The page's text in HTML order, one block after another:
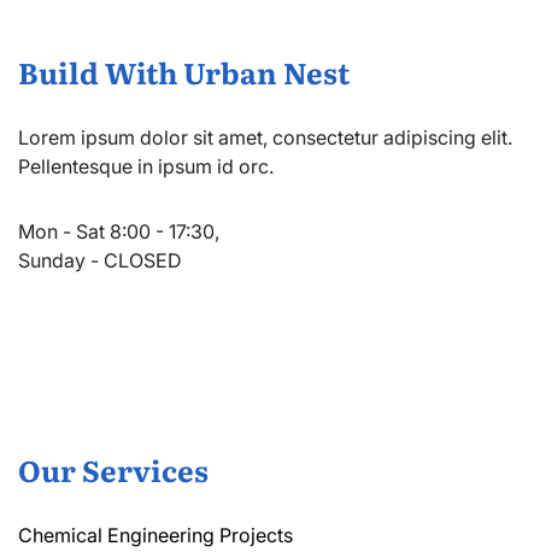
Build With Urban Nest
Lorem ipsum dolor sit amet, consectetur adipiscing elit.
Pellentesque in ipsum id orc.
Mon - Sat 8:00 - 17:30,
Sunday - CLOSED
Our Services
Chemical Engineering Projects